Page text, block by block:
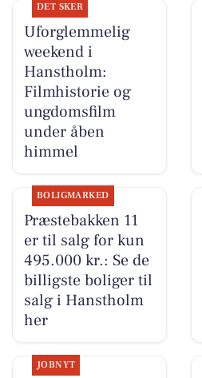
DET SKER
Uforglemmelig
weekend i
Hanstholm:
Filmhistorie og
ungdomsfilm
under åben
himmel
BOLIGMARKED
Præstebakken 11
er til salg for kun
495.000 kr.: Se de
billigste boliger til
salg i Hanstholm
her
JOBNYT